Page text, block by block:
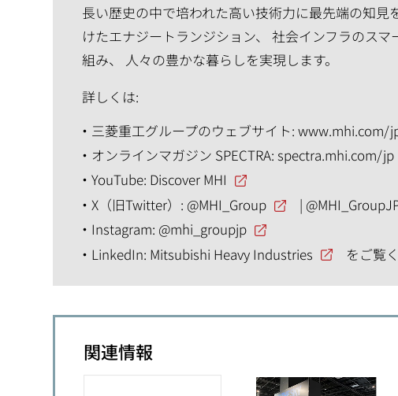
長い歴史の中で培われた高い技術力に最先端の知
けたエナジートランジション、 社会インフラのス
組み、 人々の豊かな暮らしを実現します。
詳しくは:
三菱重工グループのウェブサイト: www.mhi.com/
オンラインマガジン SPECTRA: spectra.mhi.com/jp
YouTube: Discover MHI
X（旧Twitter）: @MHI_Group |
Instagram: @mhi_groupjp
LinkedIn: Mitsubishi Heavy Industries をご覧
関連情報